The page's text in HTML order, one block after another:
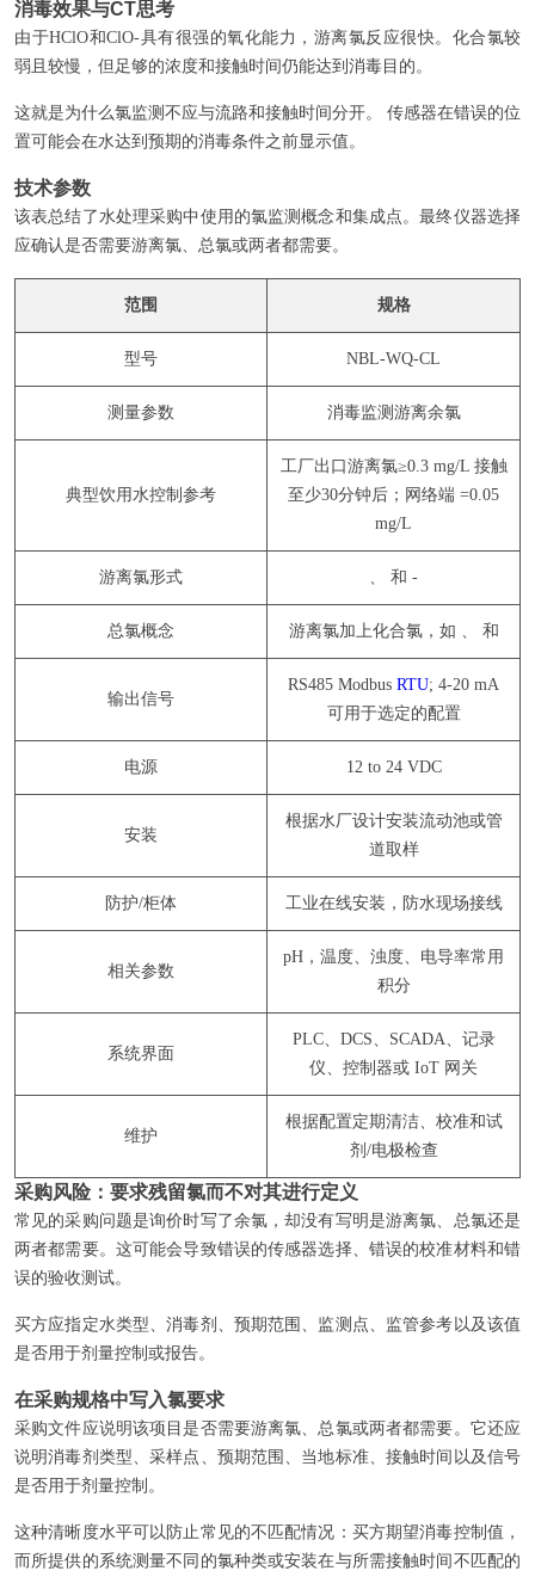
消毒效果与CT思考
由于HClO和ClO-具有很强的氧化能力，游离氯反应很快。化合氯较
弱且较慢，但足够的浓度和接触时间仍能达到消毒目的。
这就是为什么氯监测不应与流路和接触时间分开。 传感器在错误的位
置可能会在水达到预期的消毒条件之前显示值。
技术参数
该表总结了水处理采购中使用的氯监测概念和集成点。最终仪器选择
应确认是否需要游离氯、总氯或两者都需要。
范围 规格
型号 NBL-WQ-CL
测量参数 消毒监测游离余氯
典型饮用水控制参考
工厂出口游离氯≥0.3 mg/L 接触
至少30分钟后；网络端 =0.05
mg/L
游离氯形式 、 和 -
总氯概念 游离氯加上化合氯，如 、 和
输出信号
RS485 Modbus RTU; 4-20 mA
可用于选定的配置
电源 12 to 24 VDC
安装
根据水厂设计安装流动池或管
道取样
防护/柜体 工业在线安装，防水现场接线
相关参数
pH，温度、浊度、电导率常用
积分
系统界面
PLC、DCS、SCADA、记录
仪、控制器或 IoT 网关
维护
根据配置定期清洁、校准和试
剂/电极检查
采购风险：要求残留氯而不对其进行定义
常见的采购问题是询价时写了余氯，却没有写明是游离氯、总氯还是
两者都需要。这可能会导致错误的传感器选择、错误的校准材料和错
误的验收测试。
买方应指定水类型、消毒剂、预期范围、监测点、监管参考以及该值
是否用于剂量控制或报告。
在采购规格中写入氯要求
采购文件应说明该项目是否需要游离氯、总氯或两者都需要。它还应
说明消毒剂类型、采样点、预期范围、当地标准、接触时间以及信号
是否用于剂量控制。
这种清晰度水平可以防止常见的不匹配情况：买方期望消毒控制值，
而所提供的系统测量不同的氯种类或安装在与所需接触时间不匹配的